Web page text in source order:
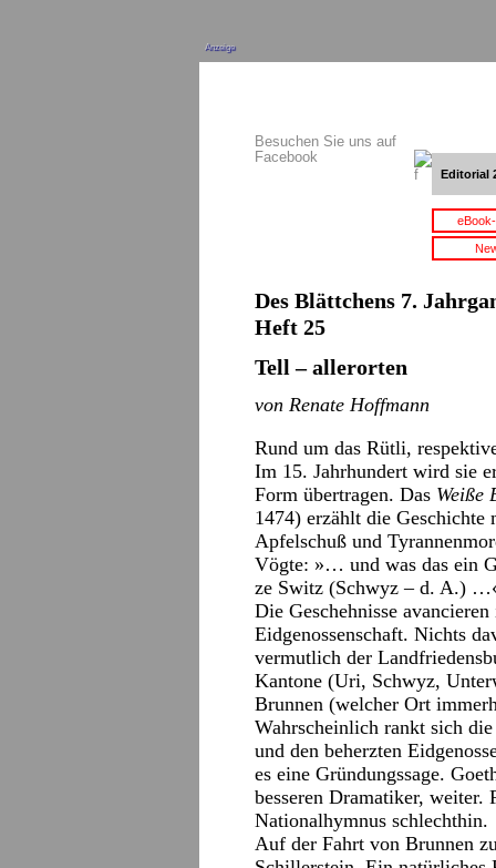
Anzeige
Besuchen Sie uns auf
Facebook
Editorial
Des Blättchens 7.
Heft 25
Tell – allerorten
von Renate Hoffmann
Rund um das Rütli,
Im 15. Jahrhundert wird sie
Form übertragen. Das Weiße
1474) erzählt die
Apfelschuß und
Vögte: »… und was das ein
ze Switz (Schwyz – d. A.)
Die Geschehnisse
Eidgenossenschaft. Nichts
vermutlich der
Kantone (Uri, Schwyz,
Brunnen (welcher Ort
Wahrscheinlich rankt sich
und den beherzten
es eine Gründungssage.
besseren Dramatiker, weiter.
Nationalhymnus schlechthin.
Auf der Fahrt von Brunnen